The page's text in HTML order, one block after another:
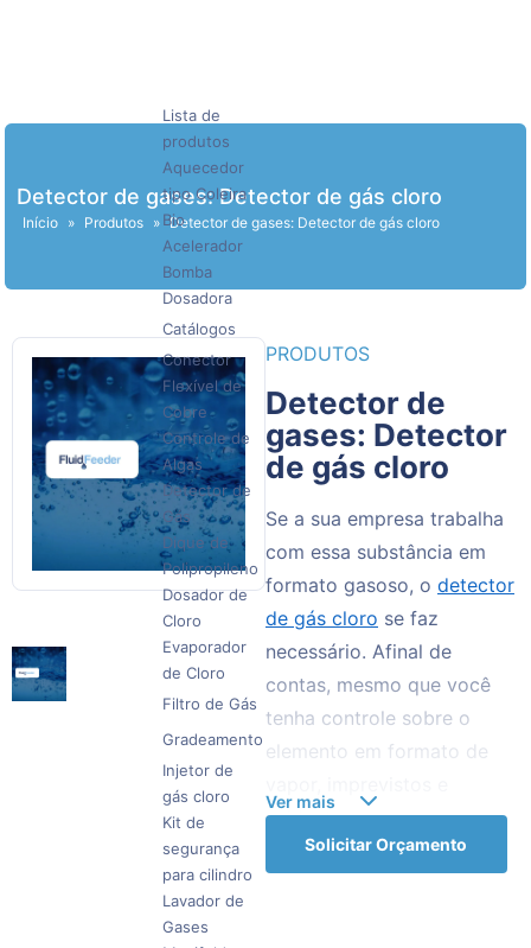
Lista de
produtos
Aquecedor
tipo Coleira
Bio
Acelerador
Bomba
Dosadora
Catálogos
Conector
Flexível de
Cobre
Controle de
Algas
Detector de
Gás
Dique de
Polipropileno
Dosador de
Cloro
Evaporador
de Cloro
Filtro de Gás
Gradeamento
Injetor de
gás cloro
Kit de
segurança
para cilindro
Lavador de
Gases
Detector de gases: Detector de gás cloro
Início » Produtos » Detector de gases: Detector de gás cloro
PRODUTOS
Detector de
gases: Detector
de gás cloro
Se a sua empresa trabalha
com essa substância em
formato gasoso, o detector
de gás cloro se faz
necessário. Afinal de
contas, mesmo que você
tenha controle sobre o
elemento em formato de
acidentes como
vazamentos podem
Ver mais
Solicitar Orçamento